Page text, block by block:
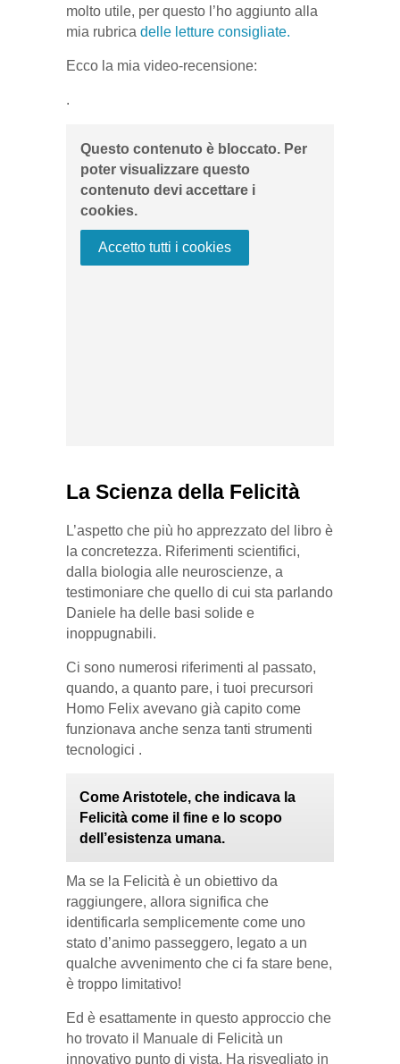
molto utile, per questo l’ho aggiunto alla
mia rubrica delle letture consigliate.
Ecco la mia video-recensione:
.
Questo contenuto è bloccato. Per
poter visualizzare questo
contenuto devi accettare i
cookies.
Accetto tutti i cookies
La Scienza della Felicità
L’aspetto che più ho apprezzato del libro è
la concretezza. Riferimenti scientifici,
dalla biologia alle neuroscienze, a
testimoniare che quello di cui sta parlando
Daniele ha delle basi solide e
inoppugnabili.
Ci sono numerosi riferimenti al passato,
quando, a quanto pare, i tuoi precursori
Homo Felix avevano già capito come
funzionava anche senza tanti strumenti
tecnologici .
Come Aristotele, che indicava la
Felicità come il fine e lo scopo
dell’esistenza umana.
Ma se la Felicità è un obiettivo da
raggiungere, allora significa che
identificarla semplicemente come uno
stato d’animo passeggero, legato a un
qualche avvenimento che ci fa stare bene,
è troppo limitativo!
Ed è esattamente in questo approccio che
ho trovato il Manuale di Felicità un
innovativo punto di vista. Ha risvegliato in